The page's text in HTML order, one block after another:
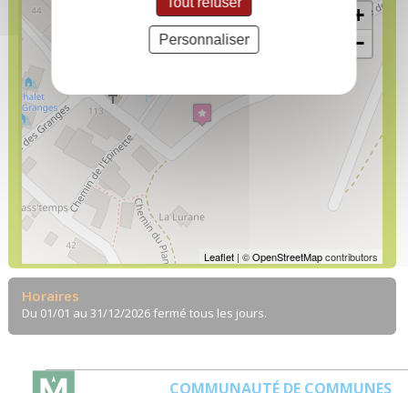
Personnaliser
+
−
Leaflet| ©OpenStreetMapcontributors
Horaires
Du 01/01 au 31/12/2026 fermé tous les jours.
COMMUNAUTÉ DE COMMUNES